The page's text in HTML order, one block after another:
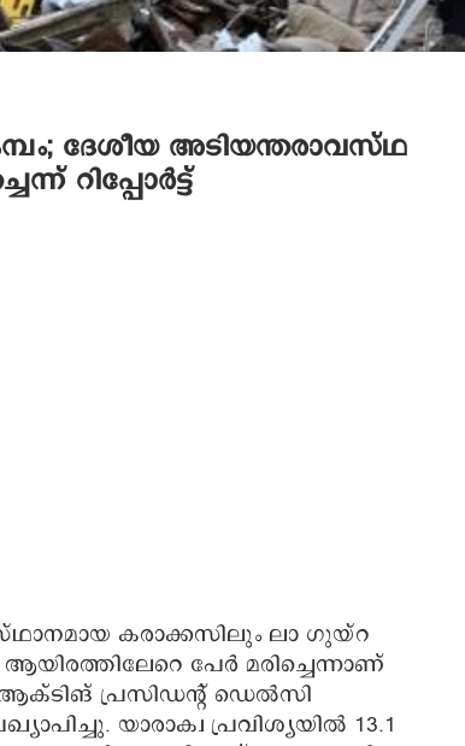
ദേശീയ അടിയന്തരാവസ്ഥ
റിപ്പോർട്ട്
കരാക്കസിലും ലാ ഗുയ്‌റ
പേർ മരിച്ചെന്നാണ്
ആക്ടിങ് പ്രസിഡന്റ് ഡെൽസി
യാരാക്വ പ്രവിശ്യയിൽ 13.1